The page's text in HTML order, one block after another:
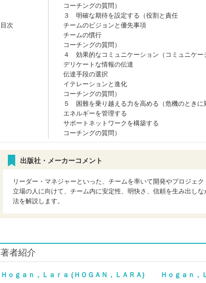
目次
コーチングの質問）
３ 明確な期待を設定する（役割と責任
チームのビジョンと優先事項
チームの慣行
コーチングの質問）
４ 効果的なコミュニケーション（コミュニケー
デリケートな情報の伝達
伝達手段の選択
イテレーションと進化
コーチングの質問）
５ 困難を乗り越える力を高める（危機のときに
エネルギーを管理する
サポートネットワークを構築する
コーチングの質問）
出版社・メーカーコメント
リーダー・マネジャーといった、チームを率いて開発やプロジェ
立場の人に向けて、チーム内に安定性、明快さ、信頼を生み出し
法を解説します。
著者紹介
Ｈｏｇａｎ，Ｌａｒａ (ＨＯＧＡＮ，ＬＡＲＡ) Ｈｏｇａｎ，